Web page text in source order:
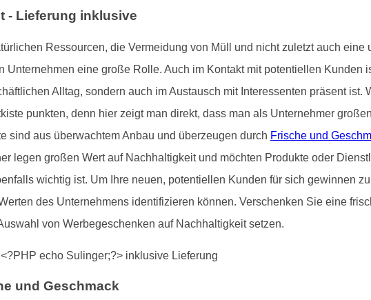
- Lieferung inklusive
Ressourcen, die Vermeidung von Müll und nicht zuletzt auch eine
Unternehmen eine große Rolle. Auch im Kontakt mit potentiellen Kunden
Alltag, sondern auch im Austausch mit Interessenten präsent ist.
punkten, denn hier zeigt man direkt, dass man als Unternehmer
sind aus überwachtem Anbau und überzeugen durch Frische und
legen großen Wert auf Nachhaltigkeit und möchten Produkte oder
wichtig ist. Um Ihre neuen, potentiellen Kunden für sich gewinnen
des Unternehmens identifizieren können. Verschenken Sie eine
von Werbegeschenken auf Nachhaltigkeit setzen.
und Geschmack